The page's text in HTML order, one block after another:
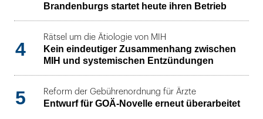
Brandenburgs startet heute ihren Betrieb
4
Rätsel um die Ätiologie von MIH
Kein eindeutiger Zusammenhang zwischen
MIH und systemischen Entzündungen
5 Reform der Gebührenordnung für Ärzte
Entwurf für GOÄ-Novelle erneut überarbeitet